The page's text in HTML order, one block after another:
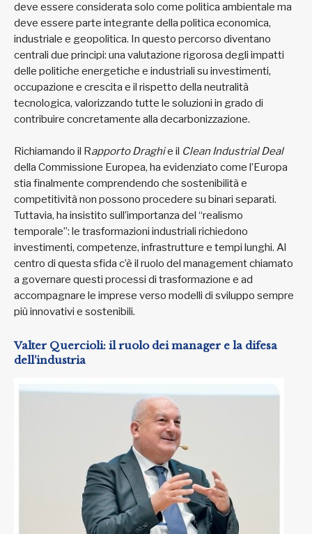
deve essere considerata solo come politica ambientale ma
deve essere parte integrante della politica economica,
industriale e geopolitica. In questo percorso diventano
centrali due principi: una valutazione rigorosa degli impatti
delle politiche energetiche e industriali su investimenti,
occupazione e crescita e il rispetto della neutralità
tecnologica, valorizzando tutte le soluzioni in grado di
contribuire concretamente alla decarbonizzazione.
Richiamando il Rapporto Draghie il Clean Industrial Deal
della Commissione Europea, ha evidenziato come l’Europa
stia finalmente comprendendo che sostenibilità e
competitività non possono procedere su binari separati.
Tuttavia, ha insistito sull’importanza del “realismo
temporale”: le trasformazioni industriali richiedono
investimenti, competenze, infrastrutture e tempi lunghi. Al
centro di questa sfida c’è il ruolo del management chiamato
a governare questi processi di trasformazione e ad
accompagnare le imprese verso modelli di sviluppo sempre
più innovativi e sostenibili.
Valter Quercioli: il ruolo dei manager e la difesa
dell’industria